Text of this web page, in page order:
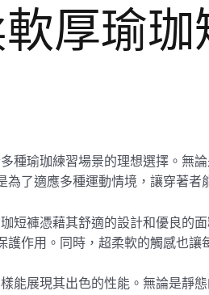
厚瑜
種瑜珈練習場景的理想選擇。無
了適應多種運動情境，讓穿著者
短褲憑藉其舒適的設計和優良的
作用。同時，超柔軟的觸感也讓
能展現其出色的性能。無論是靜